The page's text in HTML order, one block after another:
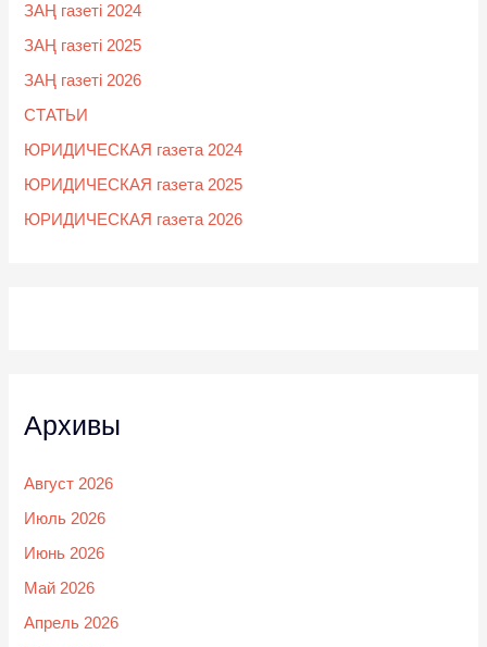
ЗАҢ газеті 2024
ЗАҢ газеті 2025
ЗАҢ газеті 2026
СТАТЬИ
ЮРИДИЧЕСКАЯ газета 2024
ЮРИДИЧЕСКАЯ газета 2025
ЮРИДИЧЕСКАЯ газета 2026
Архивы
Август 2026
Июль 2026
Июнь 2026
Май 2026
Апрель 2026